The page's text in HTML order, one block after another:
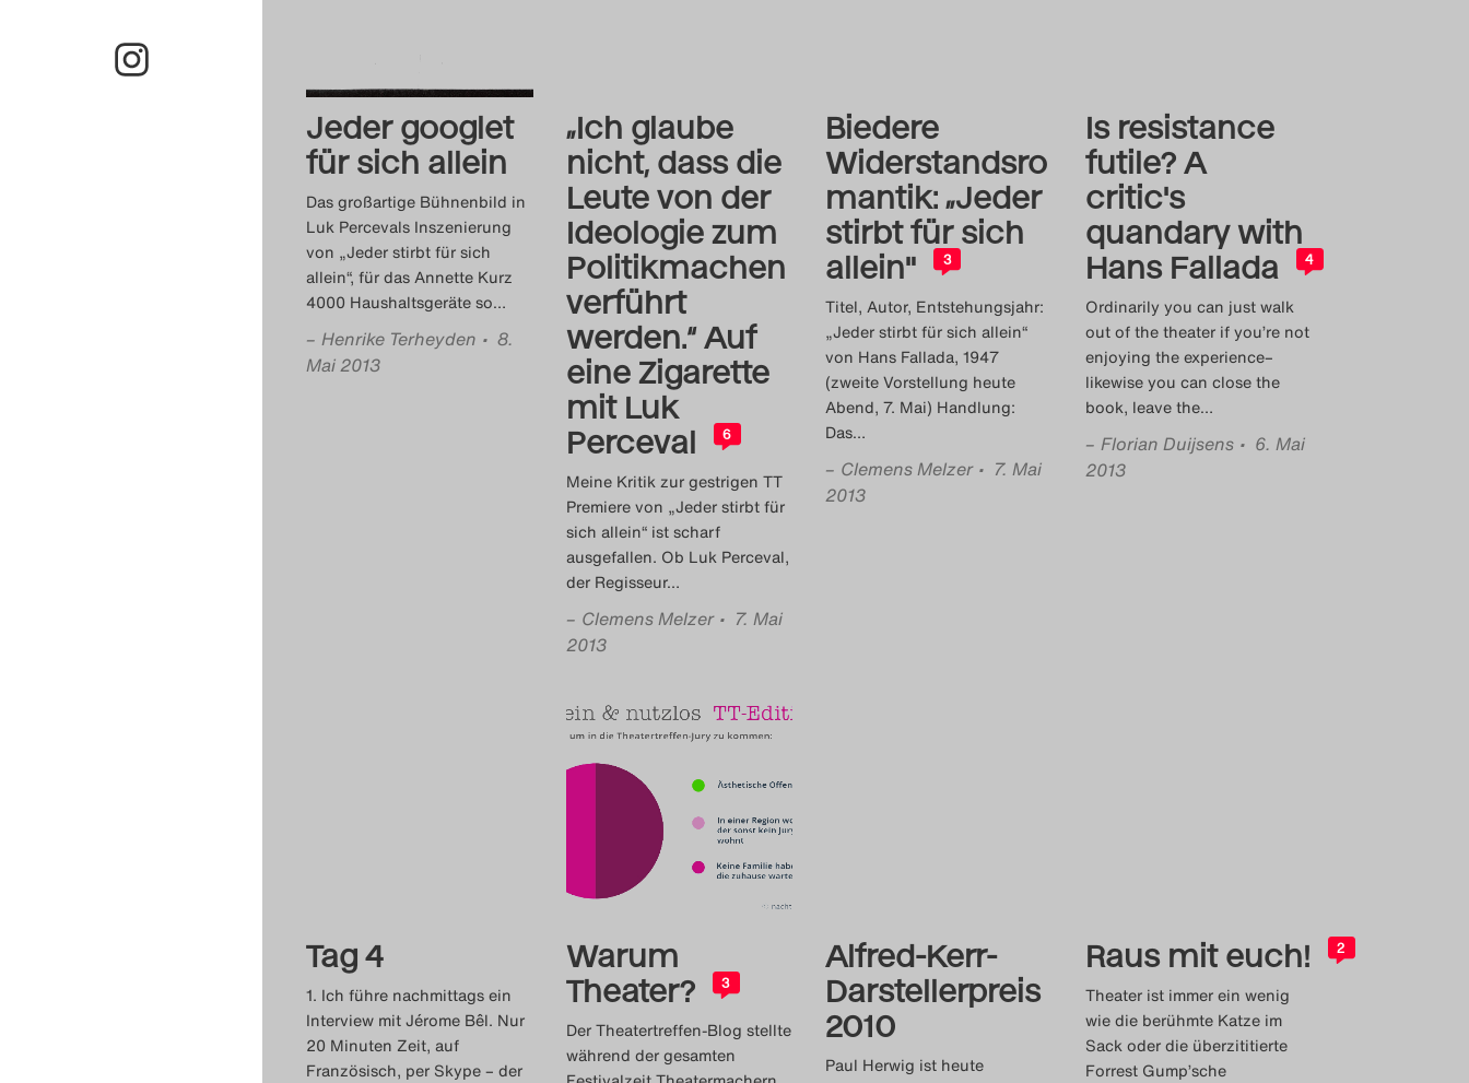
Jeder googlet
für sich allein
Das großartige Bühnenbild in
Luk Percevals Inszenierung
von „Jeder stirbt für sich
allein“, für das Annette Kurz
4000 Haushaltsgeräte so…
– Henrike Terheyden • 8.
Mai 2013
„Ich glaube
nicht, dass die
Leute von der
Ideologie zum
Politikmachen
verführt
werden.“ Auf
eine Zigarette
mit Luk
Perceval
6
Meine Kritik zur gestrigen TT
Premiere von „Jeder stirbt für
sich allein“ ist scharf
ausgefallen. Ob Luk Perceval,
der Regisseur…
– Clemens Melzer • 7. Mai
2013
Biedere
Widerstandsro
mantik: „Jeder
stirbt für sich
allein"
3
Titel, Autor, Entstehungsjahr:
„Jeder stirbt für sich allein“
von Hans Fallada, 1947
(zweite Vorstellung heute
Abend, 7. Mai) Handlung:
Das…
– Clemens Melzer • 7. Mai
2013
Is resistance
futile? A
critic's
quandary with
Hans Fallada
4
Ordinarily you can just walk
out of the theater if you’re not
enjoying the experience–
likewise you can close the
book, leave the…
– Florian Duijsens • 6. Mai
2013
Tag 4
1. Ich führe nachmittags ein
Interview mit Jérome Bêl. Nur
20 Minuten Zeit, auf
Französisch, per Skype – der
Warum
Theater?
3
Der Theatertreffen-Blog stellte
während der gesamten
Alfred-Kerr-
Darstellerpreis
2010
Paul Herwig ist heute
Raus mit euch! 2
Theater ist immer ein wenig
wie die berühmte Katze im
Sack oder die überzititierte
Forrest Gump’sche